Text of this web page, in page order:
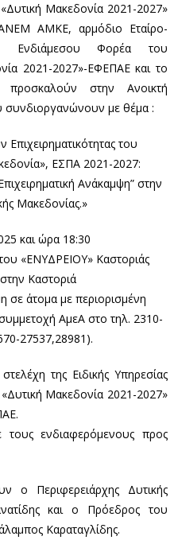
Μακεδονία 2021-2027»
ΑΜΚΕ, αρμόδιο Εταίρο-
Ενδιάμεσου Φορέα του
2021-2027»-ΕΦΕΠΑΕ και το
προσκαλούν στην Ανοικτή
με θέμα :
του
ΕΣΠΑ 2021-2027:
Ανάκαμψη” στην
Μακεδονίας.»
και ώρα 18:30
«ΕΝΥΔΡΕΙΟΥ» Καστοριάς
Καστοριά
σε άτομα με περιορισμένη
ΑμεΑ στο τηλ. 2310-
27537,28981).
της Ειδικής Υπηρεσίας
Μακεδονία 2021-2027»
ενδιαφερόμενους προς
ο Περιφερειάρχης Δυτικής
και ο Πρόεδρος του
Καραταγλίδης.